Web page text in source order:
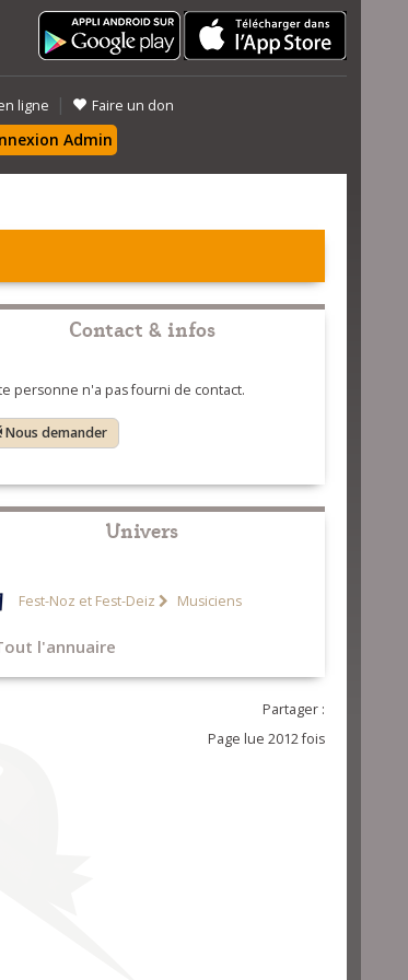
ligne | Faire un don
Admin
Contact & infos
personne n'a pas fourni de contact.
Nous demander
Univers
Fest-Noz et Fest-Deiz Musiciens
l'annuaire
Partager :
Page lue 2012 fois